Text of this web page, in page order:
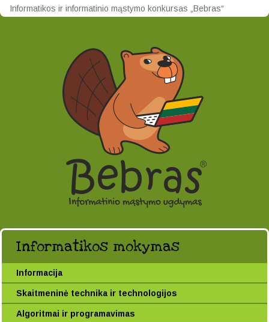
Informatikos ir informatinio mąstymo konkursas „Bebras“
Informatikos mokymas
Informacija
Skaitmeninė technika ir technologijos
Algoritmai ir programavimas